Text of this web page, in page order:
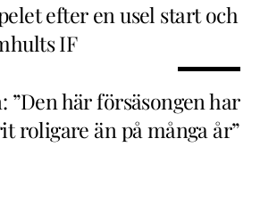
efter en usel start och
IF
”Den här försäsongen har
roligare än på många år”